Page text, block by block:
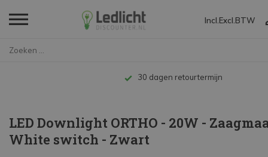
Incl. Excl. BTW
30 dagen retourtermijn
LED Downlight ORTHO - 20W -
White switch - Zwart